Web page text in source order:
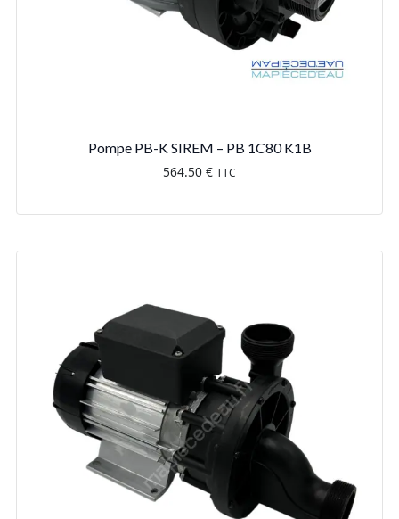
Pompe PB-K SIREM – PB 1C80 K1B
564.50 € TTC